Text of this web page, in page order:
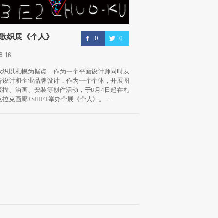
0 0
织展《个人》
织以札幌为据点，作为一个平面设计师同时从
设计和企业品牌设计，作为一个个体，开展图
描、油画、安装等创作活动，于8月4日起在札
拉克画廊+SHIFT举办个展《个人》。 ...